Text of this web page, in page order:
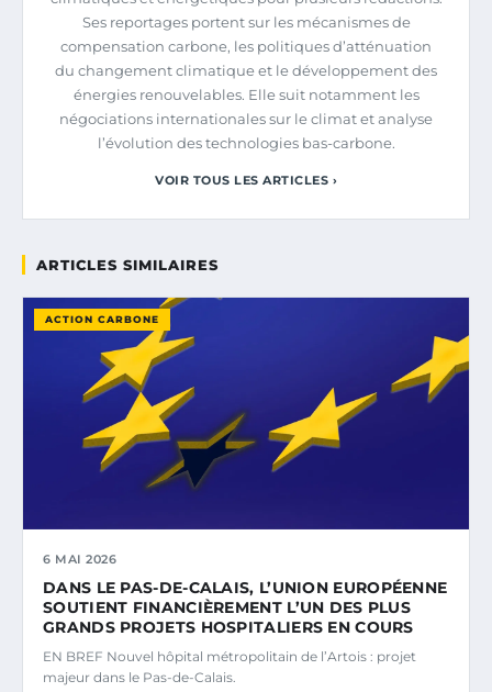
Ses reportages portent sur les mécanismes de
compensation carbone, les politiques d’atténuation
du changement climatique et le développement des
énergies renouvelables. Elle suit notamment les
négociations internationales sur le climat et analyse
l’évolution des technologies bas-carbone.
VOIR TOUS LES ARTICLES ›
ARTICLES SIMILAIRES
ACTION CARBONE
6 MAI 2026
DANS LE PAS-DE-CALAIS, L’UNION EUROPÉENNE
SOUTIENT FINANCIÈREMENT L’UN DES PLUS
GRANDS PROJETS HOSPITALIERS EN COURS
EN BREF Nouvel hôpital métropolitain de l’Artois : projet
majeur dans le Pas-de-Calais.